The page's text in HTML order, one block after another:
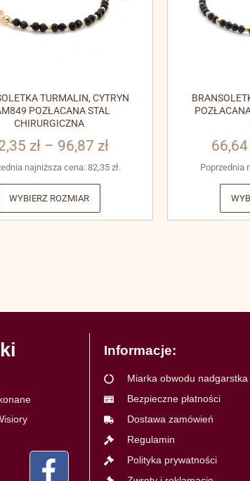
TURMALIN, CYTRYN
POZŁACANA STAL
CHIRURGICZNA
zł – 96,87 zł
najniższa cena:82,35 zł.
WYBIERZ ROZMIAR
66,64
Poprzednia
Informacje:
Miarka obwodu nadgarstka
Bezpieczne płatności
Dostawa zamówień
Regulamin
Polityka prywatności